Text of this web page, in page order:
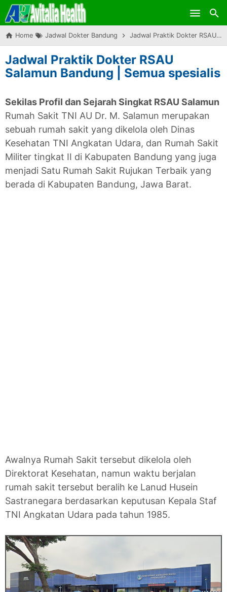
Skip to main content
Home Jadwal Dokter Bandung Jadwal Praktik Dokter RSAU Salamun Bandung | Semua spesialis
Jadwal Praktik Dokter RSAU
Salamun Bandung | Semua spesialis
Sekilas Profil dan Sejarah Singkat RSAU Salamun
Rumah Sakit TNI AU Dr. M. Salamun merupakan
sebuah rumah sakit yang dikelola oleh Dinas
Kesehatan TNI Angkatan Udara, dan Rumah Sakit
Militer tingkat II di Kabupaten Bandung yang juga
menjadi Satu Rumah Sakit Rujukan Terbaik yang
berada di Kabupaten Bandung, Jawa Barat.
Awalnya Rumah Sakit tersebut dikelola oleh
Direktorat Kesehatan, namun waktu berjalan
rumah sakit tersebut beralih ke Lanud Husein
Sastranegara berdasarkan keputusan Kepala Staf
TNI Angkatan Udara pada tahun 1985.